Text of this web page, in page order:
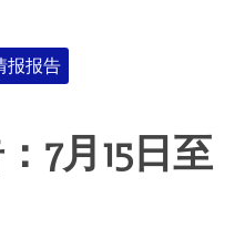
报报告
7月15日至